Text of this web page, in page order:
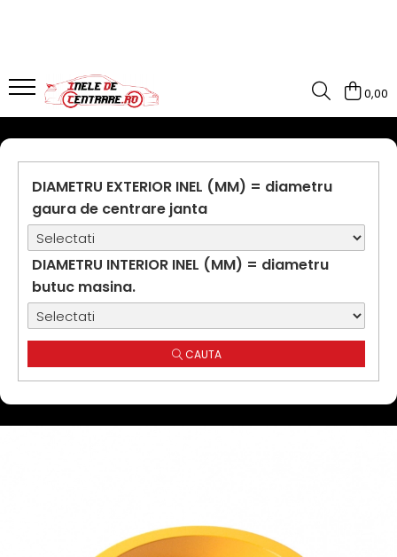
0,00
DIAMETRU EXTERIOR INEL (MM) = diametru
gaura de centrare janta
DIAMETRU INTERIOR INEL (MM) = diametru
butuc masina.
CAUTA